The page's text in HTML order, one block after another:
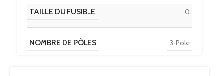
TAILLE DU FUSIBLE 0
NOMBRE DE PÔLES 3-Pole